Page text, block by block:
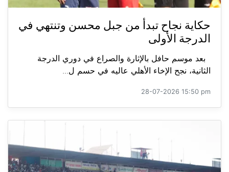
حكاية نجاح تبدأ من جبل محسن وتنتهي في
الدرجة الأولى
بعد موسم حافل بالإثارة والصراع في دوري الدرجة
الثانية، نجح الإخاء الأهلي عاليه في حسم ل...
28-07-2026 15:50 pm